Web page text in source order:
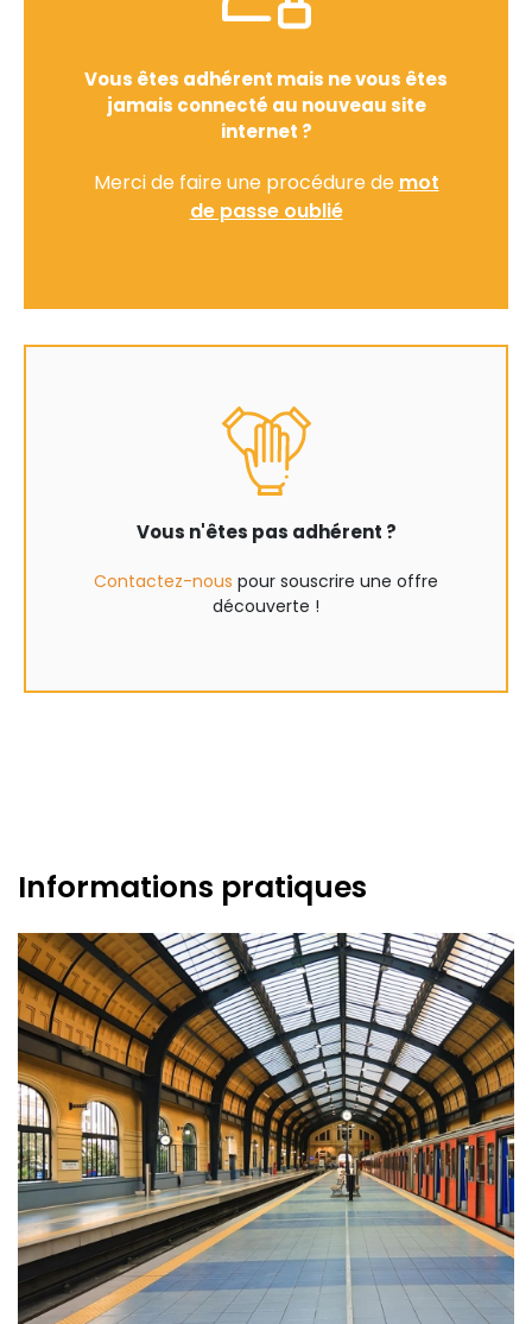
Vous êtes adhérent mais ne vous êtes
jamais connecté au nouveau site
internet ?
Merci de faire une procédure de mot
de passe oublié
Vous n'êtes pas adhérent ?
Contactez-nous pour souscrire une offre
découverte !
Informations pratiques